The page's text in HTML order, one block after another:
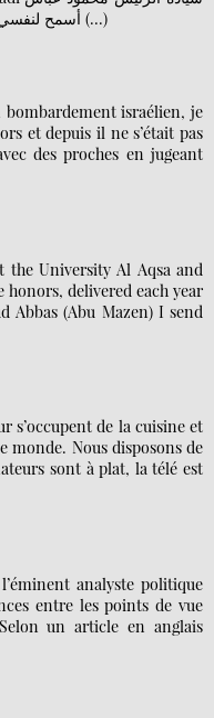
أسمح لنفسي بأن اوجّه اليك رسالتي باسم الفلسطينية ، او عذرا قصدت باسم اهل غزة ، اولئك الذين لا يزالون على قيد الحياة (…)
bombardement israélien, je
et depuis il ne s’était pas
des proches en jugeant
the University Al Aqsa and
honors, delivered each year
Abbas (Abu Mazen) I send
s’occupent de la cuisine et
monde. Nous disposons de
sont à plat, la télé est
analyste politique
entre les points de vue
un article en anglais